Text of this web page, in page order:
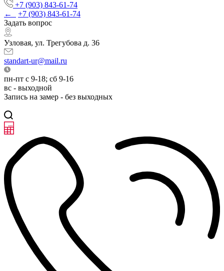
+7 (903) 843-61-74
←
+7 (903) 843-61-74
Задать вопрос
Узловая, ул. Трегубова д. 36
standart-ur@mail.ru
пн-пт с 9-18; сб 9-16
вс - выходной
Запись на замер - без выходных